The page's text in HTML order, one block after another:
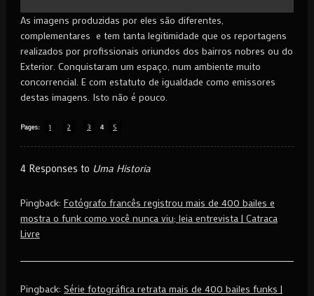
As imagens produzidas por eles são diferentes,
complementares e tem tanta legitimidade que os reportagens
realizados por profissionais oriundos dos bairros nobres ou do
Exterior. Conquistaram um espaço, num ambiente muito
concorrencial. E com estatuto de igualdade como emissores
destas imagens. Isto não é pouco.
Pages: 1 2 3 4 5
4 Responses to Uma Historia
Pingback: Fotógrafo francês registrou mais de 400 bailes e
mostra o funk como você nunca viu; leia entrevista | Catraca
Livre
Pingback: Série fotográfica retrata mais de 400 bailes funks |